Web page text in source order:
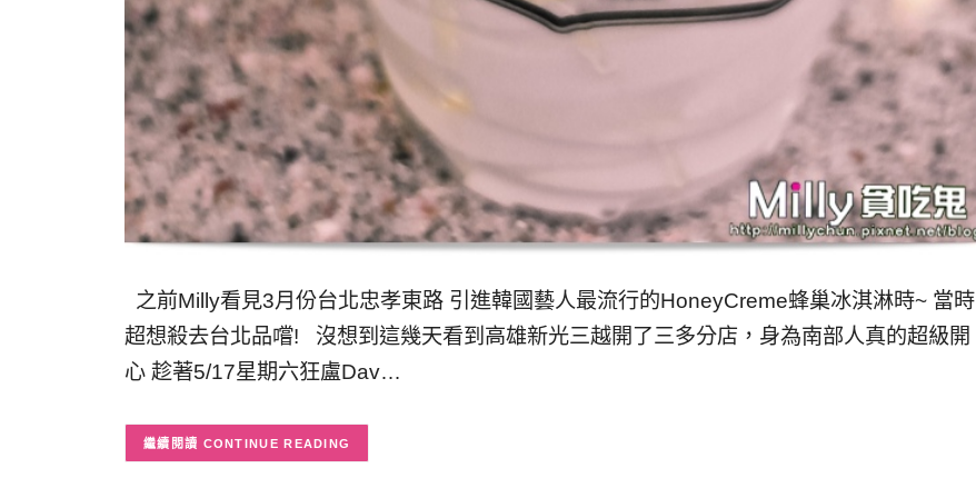
之前Milly看見3月份台北忠孝東路 引進韓國藝人最流行的HoneyCreme蜂巢冰淇淋時~ 當時
超想殺去台北品嚐! 沒想到這幾天看到高雄新光三越開了三多分店，身為南部人真的超級開
心 趁著5/17星期六狂盧Dav…
CONTINUE READING